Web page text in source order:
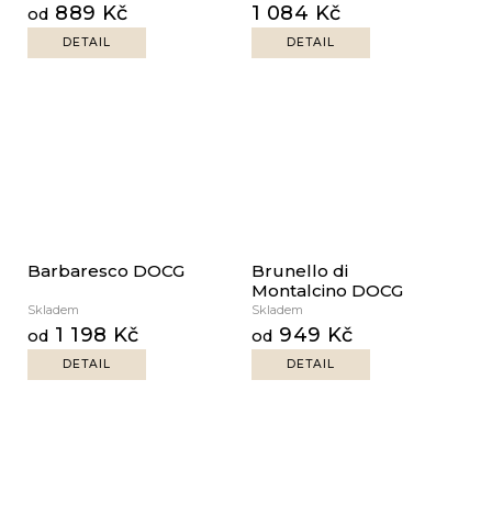
od 889 Kč
DETAIL
1 084 Kč
DETAIL
Barbaresco DOCG
Skladem
od 1 198 Kč
DETAIL
Brunello di
Montalcino DOCG
Skladem
od 949 Kč
DETAIL